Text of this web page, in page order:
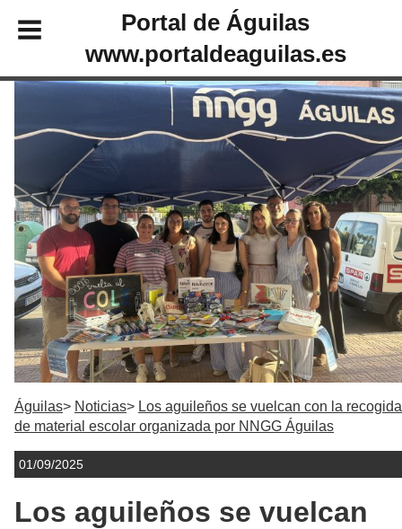
Portal de Águilas
www.portaldeaguilas.es
Águilas Noticias
Los aguileños se vuelcan con la recogida
de material escolar organizada por NNGG Águilas
01/09/2025
Los aguileños se vuelcan